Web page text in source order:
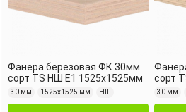
Фанера березовая ФК 30мм
сорт TS НШ Е1 1525х1525мм
30 мм 1525х1525 мм НШ
сорт
30 мм